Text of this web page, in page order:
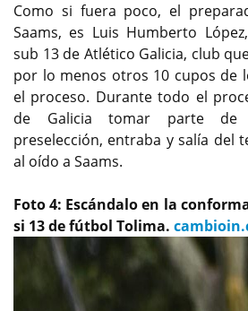
Como si fuera poco, el
Saams, es Luis Humberto
sub 13 de Atlético Galicia, club
por lo menos otros 10 cupos de
el proceso. Durante todo el
de Galicia tomar parte de
preselección, entraba y salía del
al oído a Saams.
Foto 4: Escándalo en la
si 13 de fútbol Tolima.